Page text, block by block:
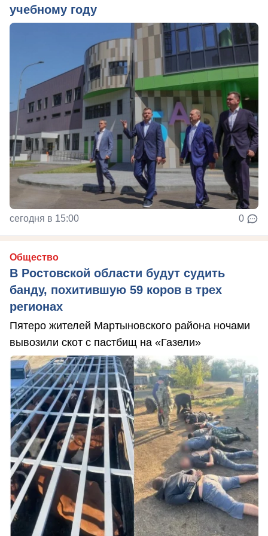
учебному году
сегодня в 15:00 0
Общество
В Ростовской области будут судить
банду, похитившую 59 коров в трех
регионах
Пятеро жителей Мартыновского района ночами
вывозили скот с пастбищ на «Газели»